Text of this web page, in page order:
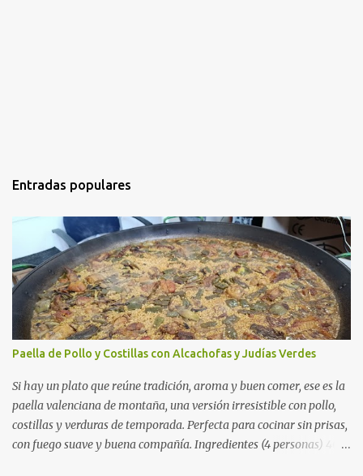
Entradas populares
Paella de Pollo y Costillas con Alcachofas y Judías Verdes
Si hay un plato que reúne tradición, aroma y buen comer, ese es la
paella valenciana de montaña, una versión irresistible con pollo,
costillas y verduras de temporada. Perfecta para cocinar sin prisas,
con fuego suave y buena compañía. Ingredientes (4 personas) 400